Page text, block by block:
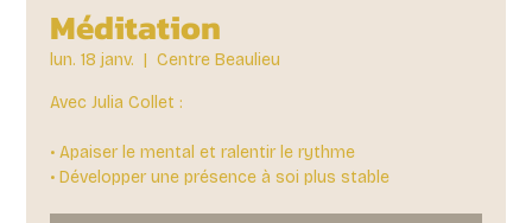
Méditation
lun. 18 janv.
  |
Centre Beaulieu
Avec Julia Collet :
• Apaiser le mental et ralentir le rythme
• Développer une présence à soi plus stable